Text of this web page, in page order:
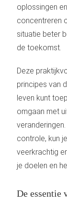
oplossingen
concentreren
situatie beter
de toekomst.
Deze
principes van
leven kunt
omgaan met
controle, kun
veerkrachtig
je doelen en
De essentie